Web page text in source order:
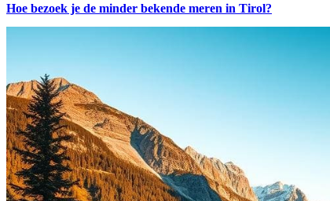
Hoe bezoek je de minder bekende meren in Tirol?